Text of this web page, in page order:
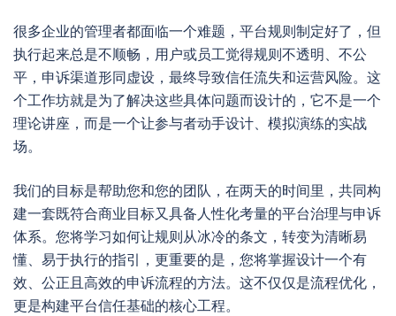
很多企业的管理者都面临一个难题，平台规则制定好了，但
执行起来总是不顺畅，用户或员工觉得规则不透明、不公
平，申诉渠道形同虚设，最终导致信任流失和运营风险。这
个工作坊就是为了解决这些具体问题而设计的，它不是一个
理论讲座，而是一个让参与者动手设计、模拟演练的实战
场。
我们的目标是帮助您和您的团队，在两天的时间里，共同构
建一套既符合商业目标又具备人性化考量的平台治理与申诉
体系。您将学习如何让规则从冰冷的条文，转变为清晰易
懂、易于执行的指引，更重要的是，您将掌握设计一个有
效、公正且高效的申诉流程的方法。这不仅仅是流程优化，
更是构建平台信任基础的核心工程。